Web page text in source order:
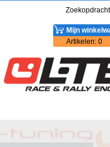
Mijn
Artikelen: 0